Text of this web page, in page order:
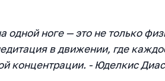
одной ноге — это не только
в движении, где
концентрации. - Юделкис